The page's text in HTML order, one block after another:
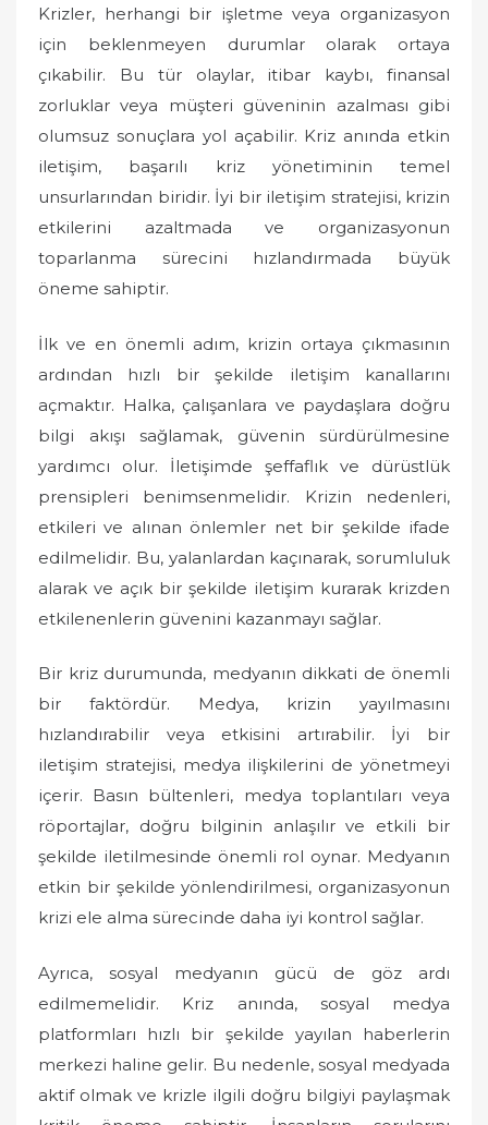
Krizler, herhangi bir işletme veya organizasyon
için beklenmeyen durumlar olarak ortaya
çıkabilir. Bu tür olaylar, itibar kaybı, finansal
zorluklar veya müşteri güveninin azalması gibi
olumsuz sonuçlara yol açabilir. Kriz anında etkin
iletişim, başarılı kriz yönetiminin temel
unsurlarından biridir. İyi bir iletişim stratejisi, krizin
etkilerini azaltmada ve organizasyonun
toparlanma sürecini hızlandırmada büyük
öneme sahiptir.
İlk ve en önemli adım, krizin ortaya çıkmasının
ardından hızlı bir şekilde iletişim kanallarını
açmaktır. Halka, çalışanlara ve paydaşlara doğru
bilgi akışı sağlamak, güvenin sürdürülmesine
yardımcı olur. İletişimde şeffaflık ve dürüstlük
prensipleri benimsenmelidir. Krizin nedenleri,
etkileri ve alınan önlemler net bir şekilde ifade
edilmelidir. Bu, yalanlardan kaçınarak, sorumluluk
alarak ve açık bir şekilde iletişim kurarak krizden
etkilenenlerin güvenini kazanmayı sağlar.
Bir kriz durumunda, medyanın dikkati de önemli
bir faktördür. Medya, krizin yayılmasını
hızlandırabilir veya etkisini artırabilir. İyi bir
iletişim stratejisi, medya ilişkilerini de yönetmeyi
içerir. Basın bültenleri, medya toplantıları veya
röportajlar, doğru bilginin anlaşılır ve etkili bir
şekilde iletilmesinde önemli rol oynar. Medyanın
etkin bir şekilde yönlendirilmesi, organizasyonun
krizi ele alma sürecinde daha iyi kontrol sağlar.
Ayrıca, sosyal medyanın gücü de göz ardı
edilmemelidir. Kriz anında, sosyal medya
platformları hızlı bir şekilde yayılan haberlerin
merkezi haline gelir. Bu nedenle, sosyal medyada
aktif olmak ve krizle ilgili doğru bilgiyi paylaşmak